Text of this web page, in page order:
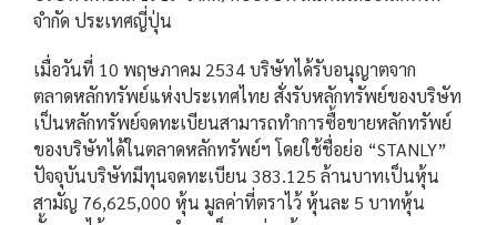
จำกัด ประเทศญี่ปุ่น
เมื่อวันที่ 10 พฤษภาคม 2534 บริษัทได้รับอนุญาตจาก
ตลาดหลักทรัพย์แห่งประเทศไทย สั่งรับหลักทรัพย์ของบริษัท
เป็นหลักทรัพย์จดทะเบียนสามารถทำการซื้อขายหลักทรัพย์
ของบริษัทได้ในตลาดหลักทรัพย์ฯ โดยใช้ชื่อย่อ “STANLY”
ปัจจุบันบริษัทมีทุนจดทะเบียน 383.125 ล้านบาทเป็นหุ้น
สามัญ 76,625,000 หุ้น มูลค่าที่ตราไว้ หุ้นละ 5 บาทหุ้น